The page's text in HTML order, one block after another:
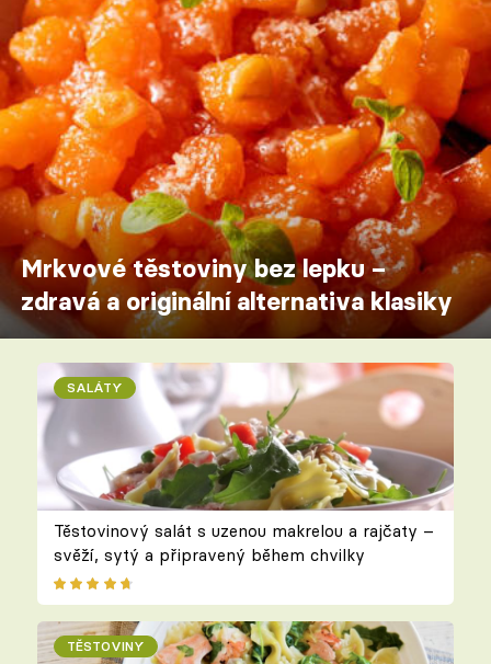
Mrkvové těstoviny bez lepku –
zdravá a originální alternativa klasiky
SALÁTY
Těstovinový salát s uzenou makrelou a rajčaty –
svěží, sytý a připravený během chvilky
TĚSTOVINY